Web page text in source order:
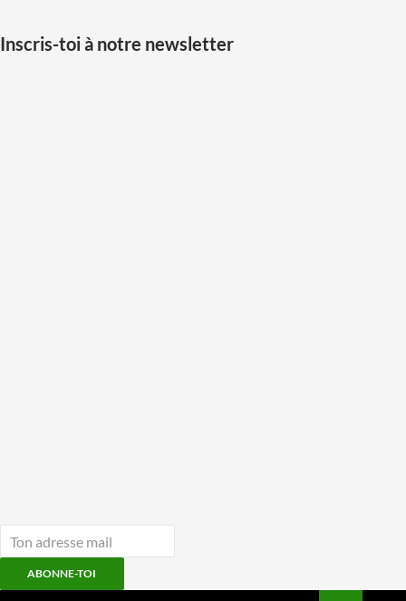
Inscris-toi à notre newsletter
ABONNE-TOI